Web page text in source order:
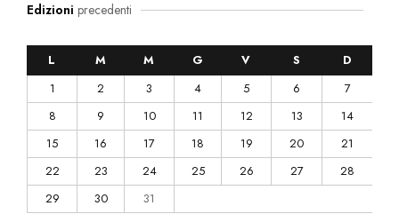
Edizioni precedenti
L M M G V S
D
1
2 3 4 5 6
7
8
9 10 11 12 13
14
15
16 17 18 19 20
21
22
23 24 25 26 27
28
29
30 31